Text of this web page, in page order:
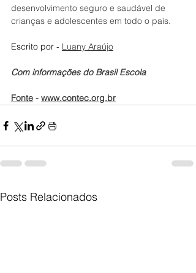
desenvolvimento seguro e saudável de
crianças e adolescentes em todo o país.
Escrito por - Luany Araújo
Com informações do Brasil Escola
Fonte - www.contec.org.br
Posts Relacionados